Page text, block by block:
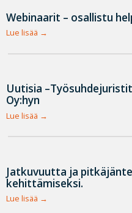
Webinaarit – osallistu
Lue lisää
Uutisia
Oy:hyn
Lue lisää
Jatkuvuutta ja
kehittämiseksi.
Lue lisää